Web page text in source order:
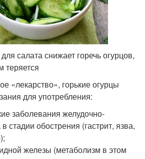
салата снижает горечь огурцов,
теряется
«лекарство», горькие огурцы
для употребления:
заболевания желудочно-
стадии обострения (гастрит, язва,
железы (метаболизм в этом